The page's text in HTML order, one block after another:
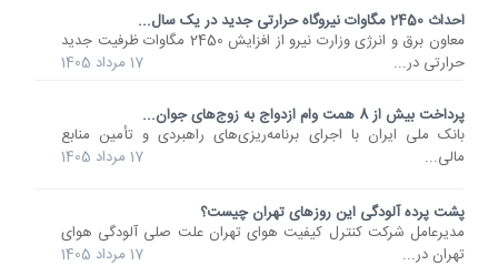
احداث 2450 مگاوات نیروگاه حرارتی جدید در یک سال...
معاون برق و انرژی وزارت نیرو از افزایش 2450 مگاوات ظرفیت جدید
حرارتی در...
17 مرداد 1405
پرداخت بیش از 8 همت وام ازدواج به زوج‌های جوان...
بانک ملی ایران با اجرای برنامه‌ریزی‌های راهبردی و تأمین منابع
مالی...
17 مرداد 1405
پشت پرده آلودگی این روزهای تهران چیست؟
مدیرعامل شرکت کنترل کیفیت هوای تهران علت صلی آلودگی هوای
تهران در...
17 مرداد 1405